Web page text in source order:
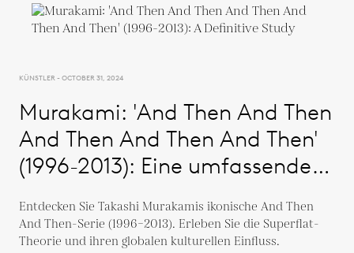
KÜNSTLER - OCTOBER 31, 2024
Murakami: 'And Then And Then
And Then And Then And Then'
(1996-2013): Eine umfassende
Entdecken Sie Takashi Murakamis ikonische And Then
And Then-Serie (1996–2013). Erleben Sie die Superflat-
Theorie und ihren globalen kulturellen Einfluss.